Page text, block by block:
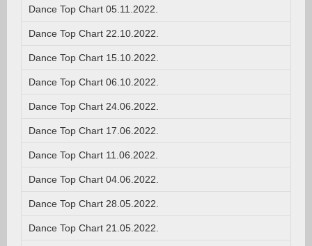
Dance Top Chart 05.11.2022.
Dance Top Chart 22.10.2022.
Dance Top Chart 15.10.2022.
Dance Top Chart 06.10.2022.
Dance Top Chart 24.06.2022.
Dance Top Chart 17.06.2022.
Dance Top Chart 11.06.2022.
Dance Top Chart 04.06.2022.
Dance Top Chart 28.05.2022.
Dance Top Chart 21.05.2022.